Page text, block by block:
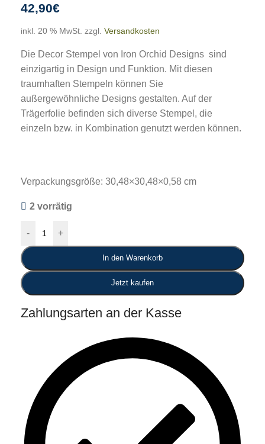
42,90€
inkl. 20 % MwSt. zzgl. Versandkosten
Die Decor Stempel von Iron Orchid Designs sind
einzigartig in Design und Funktion. Mit diesen
traumhaften Stempeln können Sie
außergewöhnliche Designs gestalten. Auf der
Trägerfolie befinden sich diverse Stempel, die
einzeln bzw. in Kombination genutzt werden können.
Verpackungsgröße: 30,48×30,48×0,58 cm
2 vorrätig
- +
In den Warenkorb
Jetzt kaufen
Zahlungsarten an der Kasse